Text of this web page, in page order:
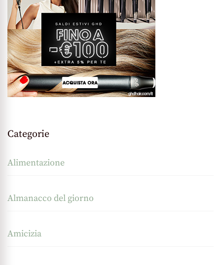
Categorie
Alimentazione
Almanacco del giorno
Amicizia